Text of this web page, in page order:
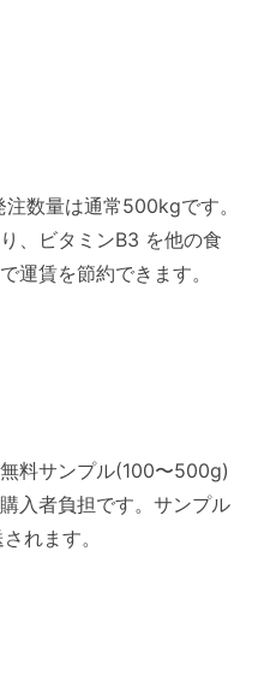
数量は通常500kgです。
、ビタミンB3 を他の食
運賃を節約できます。
料サンプル(100〜500g)
入者負担です。サンプル
れます。